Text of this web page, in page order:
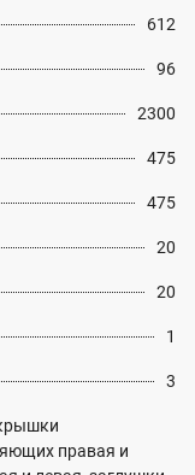
612
96
2300
475
475
20
20
1
3
правая и